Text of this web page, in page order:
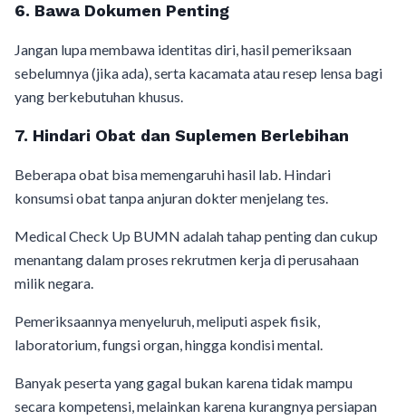
6. Bawa Dokumen Penting
Jangan lupa membawa identitas diri, hasil pemeriksaan
sebelumnya (jika ada), serta kacamata atau resep lensa bagi
yang berkebutuhan khusus.
7. Hindari Obat dan Suplemen Berlebihan
Beberapa obat bisa memengaruhi hasil lab. Hindari
konsumsi obat tanpa anjuran dokter menjelang tes.
Medical Check Up BUMN adalah tahap penting dan cukup
menantang dalam proses rekrutmen kerja di perusahaan
milik negara.
Pemeriksaannya menyeluruh, meliputi aspek fisik,
laboratorium, fungsi organ, hingga kondisi mental.
Banyak peserta yang gagal bukan karena tidak mampu
secara kompetensi, melainkan karena kurangnya persiapan